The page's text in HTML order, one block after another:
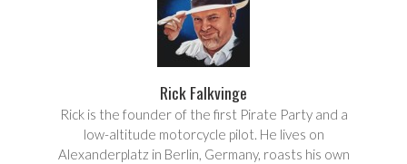
Rick Falkvinge
Rick is the founder of the first Pirate Party and a
low-altitude motorcycle pilot. He lives on
Alexanderplatz in Berlin, Germany, roasts his own